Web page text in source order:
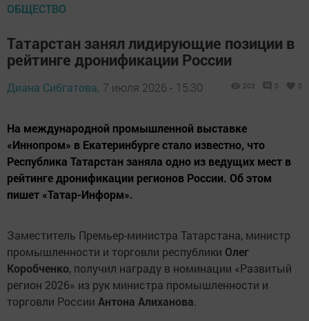
ОБЩЕСТВО
Татарстан занял лидирующие позиции в
рейтинге дронификации России
Диана Сибгатова, 7 июля 2026 - 15:30 203 0 0
На международной промышленной выставке
«Иннопром» в Екатеринбурге стало известно, что
Республика Татарстан заняла одно из ведущих мест в
рейтинге дронификации регионов России. Об этом
пишет «Татар-Информ».
Заместитель Премьер-министра Татарстана, министр
промышленности и торговли республики Олег
Коробченко, получил награду в номинации «Развитый
регион 2026» из рук министра промышленности и
торговли России Антона Алиханова.